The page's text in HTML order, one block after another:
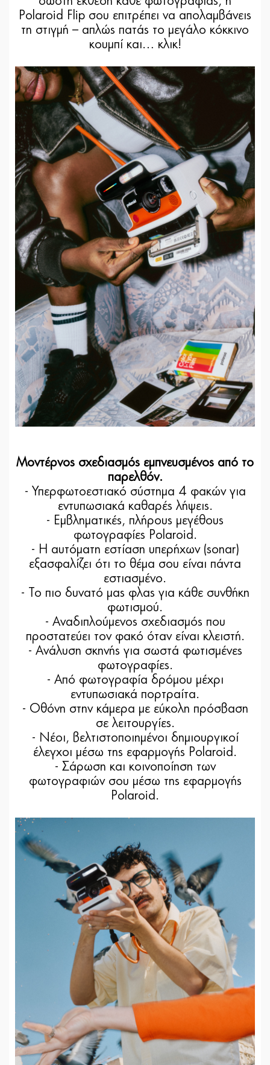
Polaroid Flip σου επιτρέπει να απολαμβάνεις
τη στιγμή – απλώς πατάς το μεγάλο κόκκινο
κουμπί και… κλικ!
Μοντέρνος σχεδιασμός εμπνευσμένος από το
παρελθόν.
- Υπερφωτοεστιακό σύστημα 4 φακών για
εντυπωσιακά καθαρές λήψεις.
- Eμβληματικές, πλήρους μεγέθους
φωτογραφίες Polaroid.
- Η αυτόματη εστίαση υπερήχων (sonar)
εξασφαλίζει ότι το θέμα σου είναι πάντα
εστιασμένο.
- Το πιο δυνατό μας φλας για κάθε συνθήκη
φωτισμού.
- Αναδιπλούμενος σχεδιασμός που
προστατεύει τον φακό όταν είναι κλειστή.
- Ανάλυση σκηνής για σωστά φωτισμένες
φωτογραφίες.
- Από φωτογραφία δρόμου μέχρι
εντυπωσιακά πορτραίτα.
- Οθόνη στην κάμερα με εύκολη πρόσβαση
σε λειτουργίες.
- Νέοι, βελτιστοποιημένοι δημιουργικοί
έλεγχοι μέσω της εφαρμογής Polaroid.
- Σάρωση και κοινοποίηση των
φωτογραφιών σου μέσω της εφαρμογής
Polaroid.